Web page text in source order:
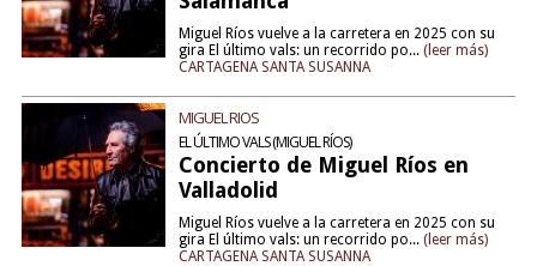
Miguel Ríos vuelve a la carretera en 2025 con su
gira El último vals: un recorrido po... (leer más)
CARTAGENA SANTA SUSANNA
MIGUEL RIOS
EL ÚLTIMO VALS (MIGUEL RÍOS)
Concierto de Miguel Ríos en
Valladolid
Miguel Ríos vuelve a la carretera en 2025 con su
gira El último vals: un recorrido po... (leer más)
CARTAGENA SANTA SUSANNA